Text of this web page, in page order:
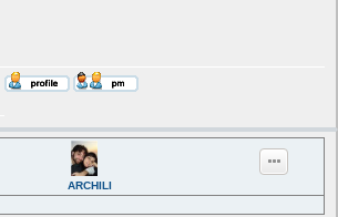
ARCHILI